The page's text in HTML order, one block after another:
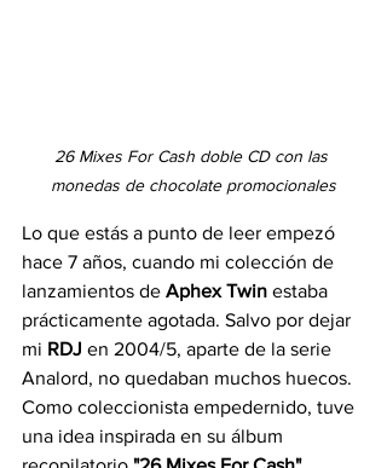
26 Mixes For Cash doble CD con las
monedas de chocolate promocionales
Lo que estás a punto de leer empezó
hace 7 años, cuando mi colección de
lanzamientos de Aphex Twin estaba
prácticamente agotada. Salvo por dejar
mi RDJ en 2004/5, aparte de la serie
Analord, no quedaban muchos huecos.
Como coleccionista empedernido, tuve
una idea inspirada en su álbum